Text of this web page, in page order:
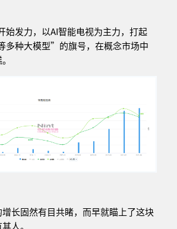
始发力，以AI智能电视为主力，打起
多种大模型”的旗号，在概念市场中
长固然有目共睹，而早就瞄上了这块
人。